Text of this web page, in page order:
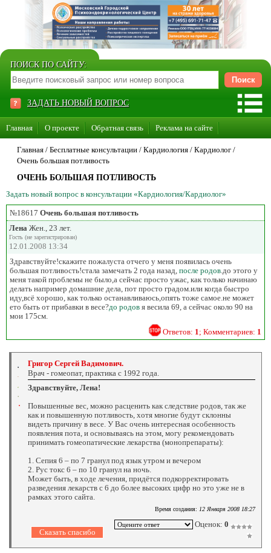
ПОИСК ПО САЙТУ:
ЗАДАТЬ НОВЫЙ ВОПРОС
Главная О проекте Обратная связь Реклама на сайте
Стать консультантом нашего сайта
Главная / Бесплатные консультации / Кардиология / Кардиолог /
Очень большая потливость
ОЧЕНЬ БОЛЬШАЯ ПОТЛИВОСТЬ
Задать новый вопрос в консультации «Кардиология/Кардиолог»
№18617 Очень большая потливость
Лена Жен., 23 лет.
Гость (не зарегистрирован)
12.01.2008 13:34
Здравствуйте!скажите пожалуста отчего у меня появилась очень
большая потливость!стала замечать 2 года назад, после родов .до этого у
меня такой проблемы не было,а сейчас просто ужас, как только начинаю
делать например домашние дела, пот просто градом.или когда быстро
иду,всё хорошо, как только останавливаюсь,опять тоже самое.не может
ето быть от прибавки в весе?до родов я весила 69, а сейчас около 90 на
мои 175см.
Ответов: 1 ; Комментариев: 1
Григор Сергей Вадимович.
Врач - гомеопат, практика с 1992 года.
Здравствуйте, Лена!
Повышенные вес, можно расценить как следствие родов, так же
как и повышенную потливость, хотя многие будут склонны
видеть причину в весе. У Вас очень интересная особенность
появления пота, и основываясь на этом, могу рекомендовать
принимать гомеопатические лекарства (монопрепараты):
1. Сепия 6 – по 7 гранул под язык утром и вечером
2. Рус токс 6 – по 10 гранул на ночь.
Может быть, в ходе лечения, придётся подкорректировать
разведения лекарств с 6 до более высоких цифр но это уже не в
рамках этого сайта.
Время создания: 12 Января 2008 18:27
Оценок: 0